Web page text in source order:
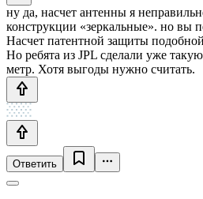
ну да, насчет антенны я
конструкции «зеркальные». но вы
Насчет патентной защиты
Но ребята из JPL сделали уже
метр. Хотя выгоды нужно считать.
Ответить